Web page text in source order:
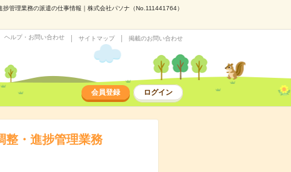
管理業務の派遣の仕事情報｜株式会社パソナ（No.111441764）
ヘルプ・お問い合わせ サイトマップ 掲載のお問い合わせ
会員登録 ログイン
整・進捗管理業務